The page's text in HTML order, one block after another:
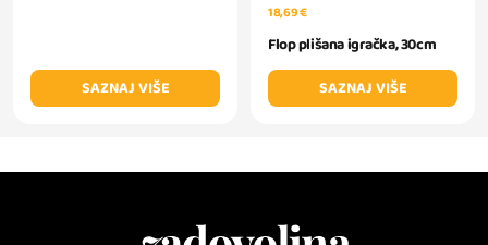
SAZNAJ VIŠE
18,69 €
Flop plišana igračka, 30cm
SAZNAJ VIŠE